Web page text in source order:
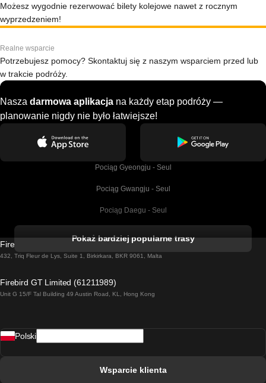
Możesz wygodnie rezerwować bilety kolejowe nawet z rocznym
wyprzedzeniem!
Realne wsparcie
Potrzebujesz pomocy? Skontaktuj się z naszym wsparciem przed lub
w trakcie podróży.
Nasza darmowa aplikacja na każdy etap podróży —
planowanie nigdy nie było łatwiejsze!
Pociąg Gyeongju - Seul
Pociąg Gwangju - Seul
Pociąg Daegu - Seul
Pociąg Dublin - Galway
Pociąg Rzym - Neapol
Pokaż bardziej popularne trasy
Firebird GT Limited (OC 1451)
432, Triq Fleur de Lys, Suite 1, Birkirkara, BKR 9061, Malta
Firebird GT Limited (61211989)
Unit G 15/F Tal Building 49 Austin Road, KL, Hong Kong
Polski
Wsparcie klienta